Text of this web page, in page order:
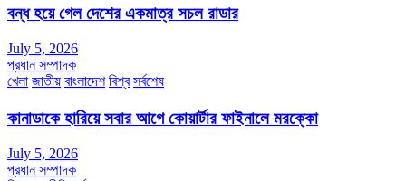
বন্ধ হয়ে গেল দেশের একমাত্র সচল রাডার
July 5, 2026
প্রধান সম্পাদক
খেলা জাতীয় বাংলাদেশ বিশ্ব সর্বশেষ
কানাডাকে হারিয়ে সবার আগে কোয়ার্টার ফাইনালে মরক্কো
July 5, 2026
প্রধান সম্পাদক